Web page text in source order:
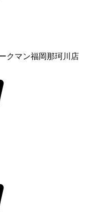
クマン福岡那珂川店